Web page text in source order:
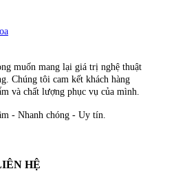
muốn mang lại giá trị nghệ thuật
Chúng tôi cam kết khách hàng
và chất lượng phục vụ của mình.
- Nhanh chóng - Uy tín.
HỆ